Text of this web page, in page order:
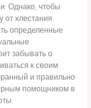
Однако, чтобы
от хлестания
определенные
забывать о
к своим
и правильно
помощником в